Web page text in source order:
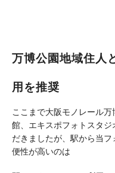
万博公園地域住人
用を推奨
ここまで大阪モノレール
館、エキスポフォトスタ
だきましたが、駅から当
便性が高いのは